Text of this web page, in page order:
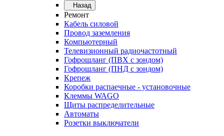
Назад
Ремонт
Кабель силовой
Провод заземления
Компьютерный
Телевизионный радиочастотный
Гофрошланг (ПВХ с зондом)
Гофрошланг (ПНД с зондом)
Крепеж
Коробки распаечные - установочные
Клеммы WAGO
Щиты распределительные
Автоматы
Розетки выключатели